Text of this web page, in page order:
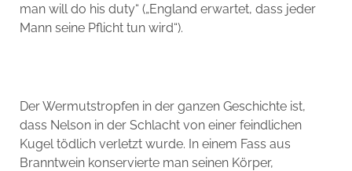
man will do his duty“ („England erwartet, dass jeder
Mann seine Pflicht tun wird“).
Der Wermutstropfen in der ganzen Geschichte ist,
dass Nelson in der Schlacht von einer feindlichen
Kugel tödlich verletzt wurde. In einem Fass aus
Branntwein konservierte man seinen Körper,